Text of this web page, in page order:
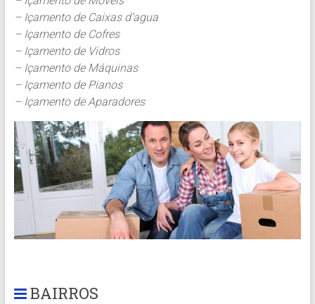
– Içamento de Caixas d’agua
– Içamento de Cofres
– Içamento de Vidros
– Içamento de Máquinas
– Içamento de Pianos
– Içamento de Aparadores
BAIRROS